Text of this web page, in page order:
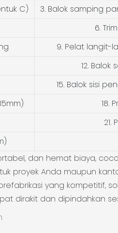
C)
3. Balok samping
6.
9. Pelat langit-
12.
15. Balok sisi
18.
21.
dan hemat biaya,
proyek Anda maupun
yang kompetitif,
dirakit dan dipindahkan